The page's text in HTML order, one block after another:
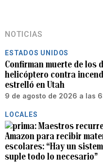
NOTICIAS
ESTADOS UNIDOS
Confirman muerte de los
helicóptero contra
estrelló en Utah
9 de agosto de 2026 a las
LOCALES
Maestros
Amazon para recibir
escolares: “Hay un
suple todo lo necesario”